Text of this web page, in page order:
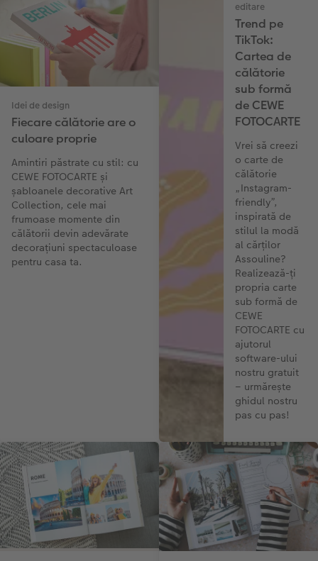
Idei de design
Fiecare călătorie are o
culoare proprie
Amintiri păstrate cu stil: cu
CEWE FOTOCARTE și
șabloanele decorative Art
Collection, cele mai
frumoase momente din
călătorii devin adevărate
decorațiuni spectaculoase
pentru casa ta.
editare
Trend pe
TikTok:
Cartea de
călătorie
sub formă
de CEWE
FOTOCARTE
Vrei să creezi
o carte de
călătorie
„Instagram-
friendly”,
inspirată de
stilul la modă
al cărților
Assouline?
Realizează-ți
propria carte
sub formă de
CEWE
FOTOCARTE cu
ajutorul
software-ului
nostru gratuit
– urmărește
ghidul nostru
pas cu pas!